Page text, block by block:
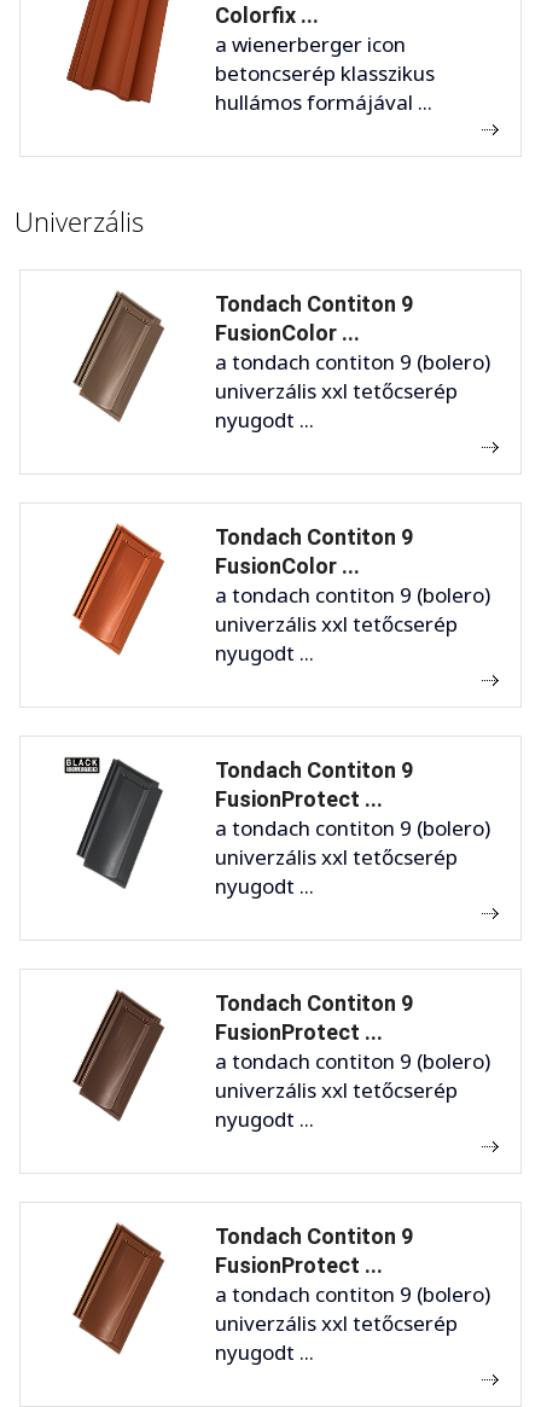
Colorfix ...
a wienerberger icon
betoncserép klasszikus
hullámos formájával ...
Univerzális
Tondach Contiton 9
FusionColor ...
a tondach contiton 9 (bolero)
univerzális xxl tetőcserép
nyugodt ...
Tondach Contiton 9
FusionColor ...
a tondach contiton 9 (bolero)
univerzális xxl tetőcserép
nyugodt ...
Tondach Contiton 9
FusionProtect ...
a tondach contiton 9 (bolero)
univerzális xxl tetőcserép
nyugodt ...
Tondach Contiton 9
FusionProtect ...
a tondach contiton 9 (bolero)
univerzális xxl tetőcserép
nyugodt ...
Tondach Contiton 9
FusionProtect ...
a tondach contiton 9 (bolero)
univerzális xxl tetőcserép
nyugodt ...